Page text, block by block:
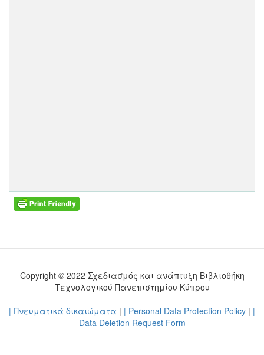
Copyright © 2022 Σχεδιασμός και ανάπτυξη Βιβλιοθήκη
Τεχνολογικού Πανεπιστημίου Κύπρου
| Πνευματικά δικαιώματα | | Personal Data Protection Policy | |
Data Deletion Request Form